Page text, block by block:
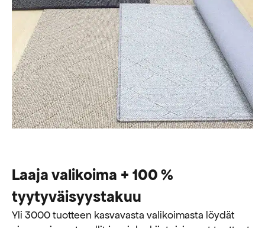
Laaja valikoima + 100 %
tyytyväisyystakuu
Yli 3000 tuotteen kasvavasta valikoimasta löydät